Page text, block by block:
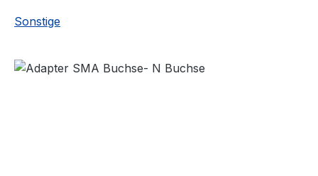
Sonstige
Bildergalerie überspringen